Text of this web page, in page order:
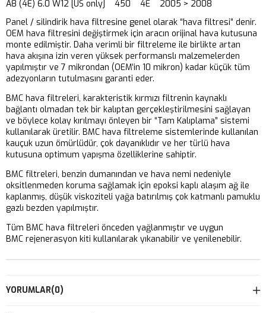
A8 (4E) 6.0 W12 [US only] 450 4E 2005 > 2008
Panel / silindirik hava filtresine genel olarak “hava filtresi” denir.
OEM hava filtresini değiştirmek için aracın orijinal hava kutusuna
monte edilmiştir. Daha verimli bir filtreleme ile birlikte artan
hava akışına izin veren yüksek performanslı malzemelerden
yapılmıştır ve 7 mikrondan (OEM’in 10 mikron) kadar küçük tüm
adezyonların tutulmasını garanti eder.
BMC hava filtreleri, karakteristik kırmızı filtrenin kaynaklı
bağlantı olmadan tek bir kalıptan gerçekleştirilmesini sağlayan
ve böylece kolay kırılmayı önleyen bir “Tam Kalıplama” sistemi
kullanılarak üretilir. BMC hava filtreleme sistemlerinde kullanılan
kauçuk uzun ömürlüdür, çok dayanıklıdır ve her türlü hava
kutusuna optimum yapışma özelliklerine sahiptir.
BMC filtreleri, benzin dumanından ve hava nemi nedeniyle
oksitlenmeden koruma sağlamak için epoksi kaplı alaşım ağ ile
kaplanmış, düşük viskoziteli yağa batırılmış çok katmanlı pamuklu
gazlı bezden yapılmıştır.
Tüm BMC hava filtreleri önceden yağlanmıştır ve uygun
BMC rejenerasyon kiti kullanılarak yıkanabilir ve yenilenebilir.
YORUMLAR(0)